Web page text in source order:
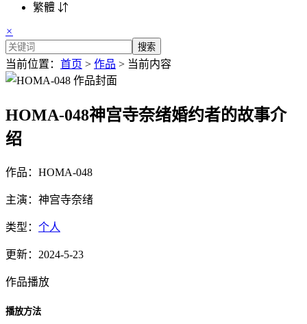
繁體 ⇵
×
搜索
当前位置： 首页 > 作品 > 当前内容
HOMA-048神宫寺奈绪婚约者的故事介
绍
作品：HOMA-048
主演：神宫寺奈绪
类型： 个人
更新：2024-5-23
作品播放
播放方法